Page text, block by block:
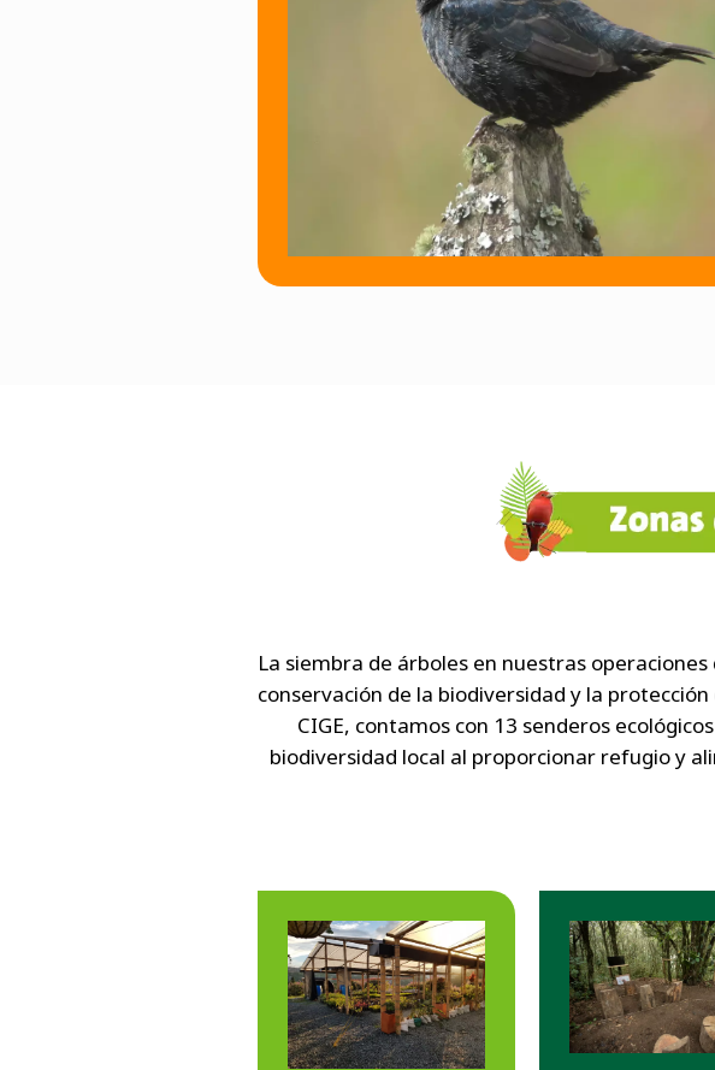
La siembra de árboles en nuestras
conservación de la biodiversidad y la
CIGE, contamos con 13 senderos
biodiversidad local al proporcionar refugio y